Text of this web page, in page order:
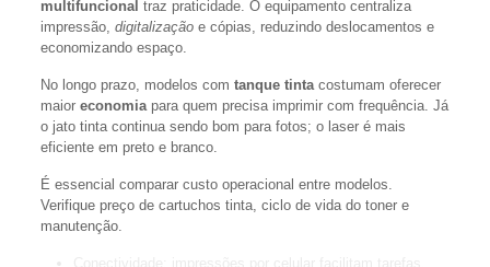
multifuncional traz praticidade. O equipamento centraliza
impressão, digitalizaçãoe cópias, reduzindo deslocamentos e
economizando espaço.
No longo prazo, modelos com tanque tintacostumam oferecer
maior economiapara quem precisa imprimir com frequência. Já
o jato tinta continua sendo bom para fotos; o laser é mais
eficiente em preto e branco.
É essencial comparar custo operacional entre modelos.
Verifique preço de cartuchos tinta, ciclo de vida do toner e
manutenção.